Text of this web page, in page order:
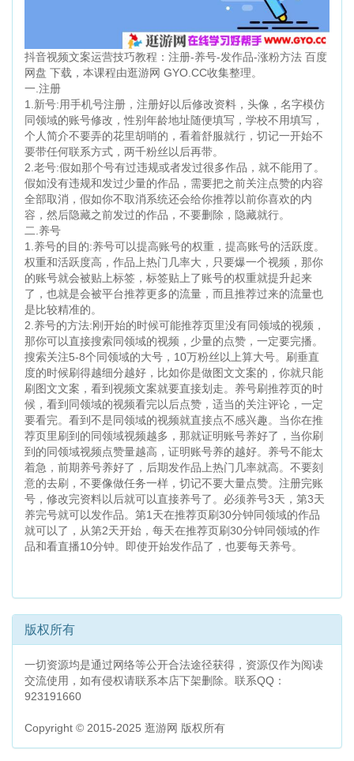
抖音视频文案运营技巧教程：注册-养号-发作品-涨粉方法 百度
网盘 下载，本课程由逛游网 GYO.CC收集整理。
一.注册
1.新号:用手机号注册，注册好以后修改资料，头像，名字模仿
同领域的账号修改，性别年龄地址随便填写，学校不用填写，
个人简介不要弄的花里胡哨的，看着舒服就行，切记一开始不
要带任何联系方式，两千粉丝以后再带。
2.老号:假如那个号有过违规或者发过很多作品，就不能用了。
假如没有违规和发过少量的作品，需要把之前关注点赞的内容
全部取消，假如你不取消系统还会给你推荐以前你喜欢的内
容，然后隐藏之前发过的作品，不要删除，隐藏就行。
二.养号
1.养号的目的:养号可以提高账号的权重，提高账号的活跃度。
权重和活跃度高，作品上热门几率大，只要爆一个视频，那你
的账号就会被贴上标签，标签贴上了账号的权重就提升起来
了，也就是会被平台推荐更多的流量，而且推荐过来的流量也
是比较精准的。
2.养号的方法:刚开始的时候可能推荐页里没有同领域的视频，
那你可以直接搜索同领域的视频，少量的点赞，一定要完播。
搜索关注5-8个同领域的大号，10万粉丝以上算大号。刷垂直
度的时候刷得越细分越好，比如你是做图文文案的，你就只能
刷图文文案，看到视频文案就要直接划走。养号刷推荐页的时
候，看到同领域的视频看完以后点赞，适当的关注评论，一定
要看完。看到不是同领域的视频就直接点不感兴趣。当你在推
荐页里刷到的同领域视频越多，那就证明账号养好了，当你刷
到的同领域视频点赞量越高，证明账号养的越好。养号不能太
着急，前期养号养好了，后期发作品上热门几率就高。不要刻
意的去刷，不要像做任务一样，切记不要大量点赞。注册完账
号，修改完资料以后就可以直接养号了。必须养号3天，第3天
养完号就可以发作品。第1天在推荐页刷30分钟同领域的作品
就可以了，从第2天开始，每天在推荐页刷30分钟同领域的作
品和看直播10分钟。即使开始发作品了，也要每天养号。
版权所有
一切资源均是通过网络等公开合法途径获得，资源仅作为阅读
交流使用，如有侵权请联系本店下架删除。联系QQ：
923191660
Copyright © 2015-2025 逛游网 版权所有